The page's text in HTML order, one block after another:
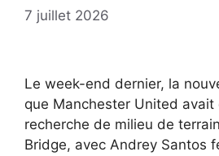
7 juillet 2026
Le week-end dernier, la
que Manchester United avait
recherche de milieu de
Bridge, avec Andrey Santos